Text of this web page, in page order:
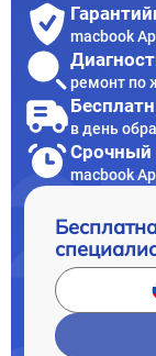
macbook
ремонт по
в день
Срочный
macbook